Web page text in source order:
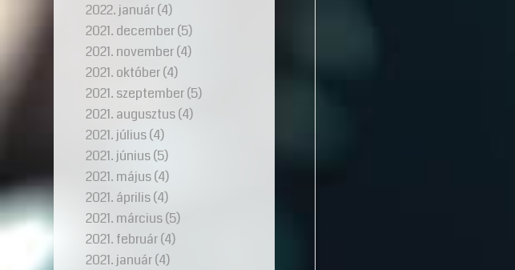
2022. január(4)
2021. december(5)
2021. november(4)
2021. október(4)
2021. szeptember(5)
2021. augusztus(4)
2021. július(4)
2021. június(5)
2021. május(4)
2021. április(4)
2021. március(5)
2021. február(4)
2021. január(4)